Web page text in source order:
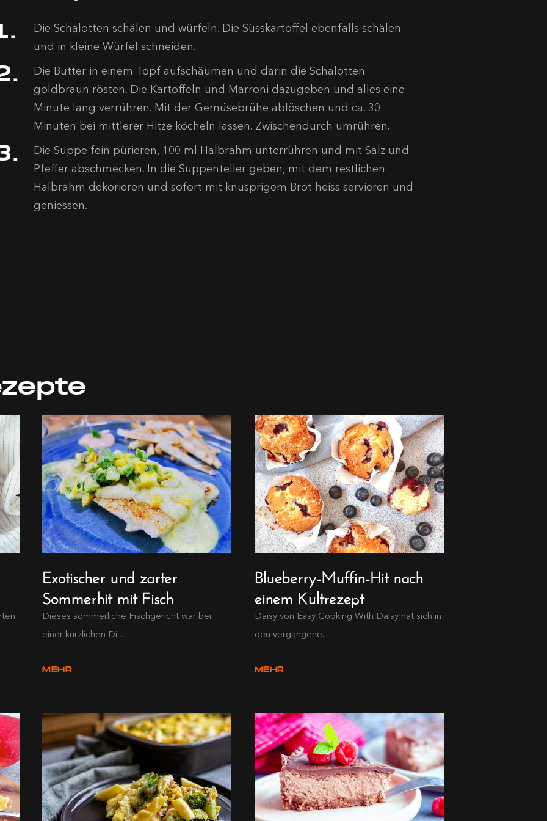
Die Schalotten schälen und würfeln. Die Süsskartoffel ebenfalls schälen
und in kleine Würfel schneiden.
Die Butter in einem Topf aufschäumen und darin die Schalotten
goldbraun rösten. Die Kartoffeln und Marroni dazugeben und alles eine
Minute lang verrühren. Mit der Gemüsebrühe ablöschen und ca. 30
Minuten bei mittlerer Hitze köcheln lassen. Zwischendurch umrühren.
Die Suppe fein pürieren, 100 ml Halbrahm unterrühren und mit Salz und
Pfeffer abschmecken. In die Suppenteller geben, mit dem restlichen
Halbrahm dekorieren und sofort mit knusprigem Brot heiss servieren und
geniessen.
Exotischer und zarter
Sommerhit mit Fisch
Dieses sommerliche Fischgericht war bei
einer kürzlichen Di...
MEHR
Blueberry-Muffin-Hit nach
einem Kultrezept
Daisy von Easy Cooking With Daisy hat sich in
den vergangene...
MEHR